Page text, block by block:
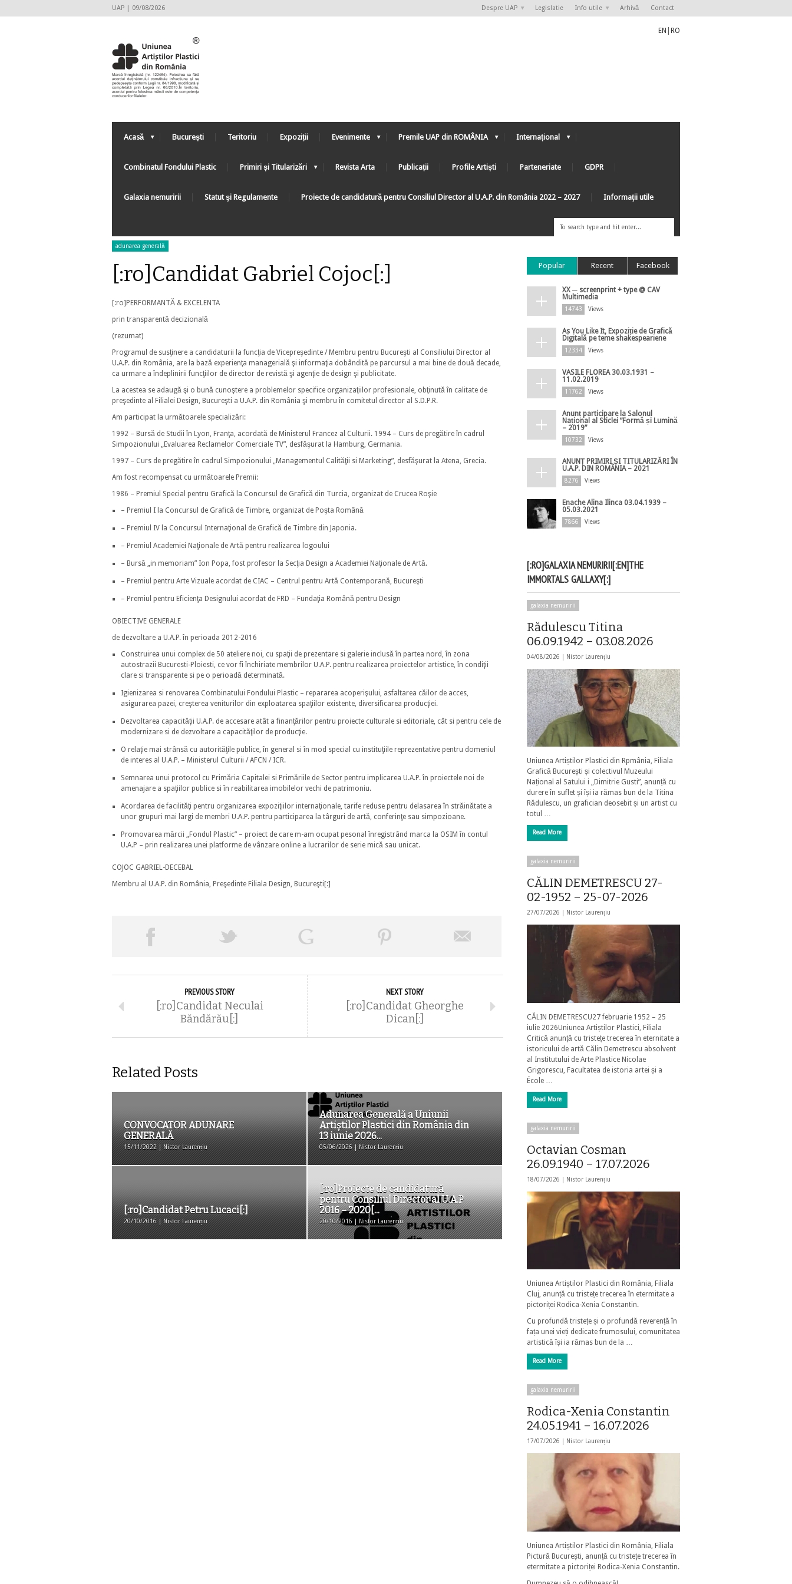
UAP | 09/08/2026 Despre UAP Legislatie Info utile Arhivă Contact
EN RO
Acasă București Teritoriu Expoziții Evenimente Premile UAP din ROMÂNIA Internațional
Combinatul Fondului Plastic Primiri și Titularizări Revista Arta Publicații Profile Artiști Parteneriate GDPR
Galaxia nemuririi Statut şi Regulamente Proiecte de candidatură pentru Consiliul Director al U.A.P. din România 2022 – 2027 Informaţii utile
adunarea generală
[:ro]Candidat Gabriel Cojoc[:]
[:ro]PERFORMANTĂ & EXCELENTA
prin transparentă decizională
(rezumat)
Programul de susţinere a candidaturii la funcţia de Vicepreşedinte / Membru pentru Bucureşti al Consiliului Director al
U.A.P. din România, are la bază experienţa managerială şi informaţia dobândită pe parcursul a mai bine de două decade,
ca urmare a îndeplinirii funcţiilor de director de revistă şi agenţie de design şi publicitate.
La acestea se adaugă şi o bună cunoştere a problemelor specifice organizaţiilor profesionale, obţinută în calitate de
preşedinte al Filialei Design, Bucureşti a U.A.P. din România şi membru în comitetul director al S.D.P.R.
Am participat la următoarele specializări:
1992 – Bursă de Studii în Lyon, Franţa, acordată de Ministerul Francez al Culturii. 1994 – Curs de pregătire în cadrul
Simpozionului „Evaluarea Reclamelor Comerciale TV”, desfăşurat la Hamburg, Germania.
1997 – Curs de pregătire în cadrul Simpozionului „Managementul Calităţii si Marketing”, desfăşurat la Atena, Grecia.
Am fost recompensat cu următoarele Premii:
1986 – Premiul Special pentru Grafică la Concursul de Grafică din Turcia, organizat de Crucea Roşie
– Premiul I la Concursul de Grafică de Timbre, organizat de Poşta Română
– Premiul IV la Concursul Internaţional de Grafică de Timbre din Japonia.
– Premiul Academiei Naţionale de Artă pentru realizarea logoului
– Bursă „in memoriam” Ion Popa, fost profesor la Secţia Design a Academiei Naţionale de Artă.
– Premiul pentru Arte Vizuale acordat de CIAC – Centrul pentru Artă Contemporană, Bucureşti
– Premiul pentru Eficienţa Designului acordat de FRD – Fundaţia Română pentru Design
OBIECTIVE GENERALE
de dezvoltare a U.A.P. în perioada 2012-2016
Construirea unui complex de 50 ateliere noi, cu spaţii de prezentare si galerie inclusă în partea nord, în zona
autostrazii Bucuresti-Ploiesti, ce vor fi închiriate membrilor U.A.P. pentru realizarea proiectelor artistice, în condiţii
clare si transparente si pe o perioadă determinată.
Igienizarea si renovarea Combinatului Fondului Plastic – repararea acoperişului, asfaltarea căilor de acces,
asigurarea pazei, creşterea veniturilor din exploatarea spaţiilor existente, diversificarea producţiei.
Dezvoltarea capacităţii U.A.P. de accesare atât a finanţărilor pentru proiecte culturale si editoriale, cât si pentru cele de
modernizare si de dezvoltare a capacităţilor de producţie.
O relaţie mai strânsă cu autorităţile publice, în general si în mod special cu instituţiile reprezentative pentru domeniul
de interes al U.A.P. – Ministerul Culturii / AFCN / ICR.
Semnarea unui protocol cu Primăria Capitalei si Primăriile de Sector pentru implicarea U.A.P. în proiectele noi de
amenajare a spaţiilor publice si în reabilitarea imobilelor vechi de patrimoniu.
Acordarea de facilităţi pentru organizarea expoziţiilor internaţionale, tarife reduse pentru delasarea în străinătate a
unor grupuri mai largi de membri U.A.P. pentru participarea la târguri de artă, conferinţe sau simpozioane.
Promovarea mărcii „Fondul Plastic” – proiect de care m-am ocupat pesonal înregistrând marca la OSIM în contul
U.A.P – prin realizarea unei platforme de vânzare online a lucrarilor de serie mică sau unicat.
COJOC GABRIEL-DECEBAL
Membru al U.A.P. din România, Preşedinte Filiala Design, Bucureşti[:]
PREVIOUS STORY
[:ro]Candidat Neculai
Băndărău[:]
NEXT STORY
[:ro]Candidat Gheorghe
Dican[:]
Related Posts
CONVOCATOR ADUNARE
GENERALĂ
15/11/2022 | Nistor Laurențiu
Adunarea Generală a Uniunii
Artiştilor Plastici din România din
13 iunie 2026...
05/06/2026 | Nistor Laurențiu
[:ro]Candidat Petru Lucaci[:]
20/10/2016 | Nistor Laurențiu
[:ro]Proiecte de candidatură
pentru Consiliul Director al U.A.P
2016 – 2020[...
20/10/2016 | Nistor Laurențiu
Popular Recent Facebook
XX ─ screenprint + type @ CAV
Multimedia
14743 Views
As You Like It, Expoziție de Grafică
Digitală pe teme shakespeariene
12334 Views
VASILE FLOREA 30.03.1931 –
11.02.2019
11762 Views
Anunț participare la Salonul
Național al Sticlei ”Formă și Lumină
– 2019”
10732 Views
ANUNȚ PRIMIRI ȘI TITULARIZĂRI ÎN
U.A.P. DIN ROMÂNIA – 2021
8276 Views
Enache Alina Ilinca 03.04.1939 –
05.03.2021
7866 Views
[:RO]GALAXIA NEMURIRII[:EN]THE
IMMORTALS GALLAXY[:]
galaxia nemuririi
Rădulescu Titina
06.09.1942 – 03.08.2026
04/08/2026 | Nistor Laurențiu
Uniunea Artiștilor Plastici din Rpmânia, Filiala
Grafică București și colectivul Muzeului
Național al Satului i „Dimitrie Gusti”, anunță cu
durere în suflet și își ia rămas bun de la Titina
Rădulescu, un grafician deosebit și un artist cu
totul …
Read More
galaxia nemuririi
CĂLIN DEMETRESCU 27-
02-1952 – 25-07-2026
27/07/2026 | Nistor Laurențiu
CĂLIN DEMETRESCU27 februarie 1952 – 25
iulie 2026Uniunea Artiștilor Plastici, Filiala
Critică anunță cu tristețe trecerea în eternitate a
istoricului de artă Călin Demetrescu absolvent
al Institutului de Arte Plastice Nicolae
Grigorescu, Facultatea de istoria artei și a
École …
Read More
galaxia nemuririi
Octavian Cosman
26.09.1940 – 17.07.2026
18/07/2026 | Nistor Laurențiu
Uniunea Artiștilor Plastici din România, Filiala
Cluj, anunță cu tristețe trecerea în etermitate a
pictoriței Rodica-Xenia Constantin.
Cu profundă tristețe și o profundă reverență în
fața unei vieți dedicate frumosului, comunitatea
artistică își ia rămas bun de la …
Read More
galaxia nemuririi
Rodica-Xenia Constantin
24.05.1941 – 16.07.2026
17/07/2026 | Nistor Laurențiu
Uniunea Artiștilor Plastici din România, Filiala
Pictură București, anunță cu tristețe trecerea în
etermitate a pictoriței Rodica-Xenia Constantin.